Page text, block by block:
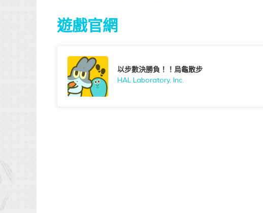
遊戲官網
以步數決勝負！！烏龜散步
HAL Laboratory, Inc.